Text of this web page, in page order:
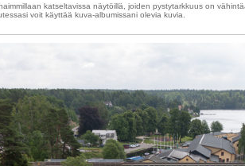
katseltavissa näytöillä, joiden pystytarkkuus on
voit käyttää kuva-albumissani olevia kuvia.